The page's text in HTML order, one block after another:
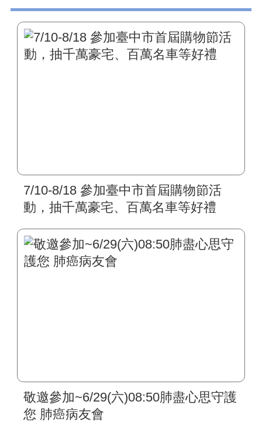
7/10-8/18 參加臺中市首屆購物節活
動，抽千萬豪宅、百萬名車等好禮
敬邀參加~6/29(六)08:50肺盡心思守護
您 肺癌病友會